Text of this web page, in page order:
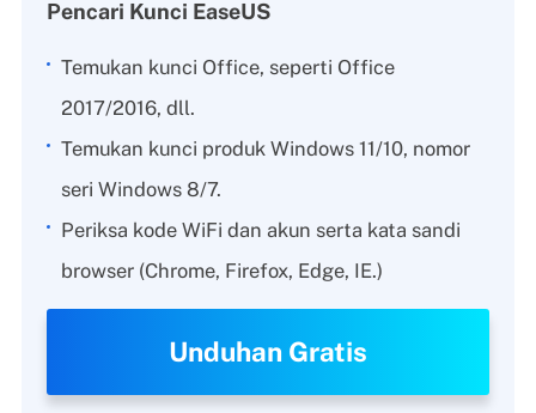
Pencari Kunci EaseUS
Temukan kunci Office, seperti Office
2017/2016, dll.
Temukan kunci produk Windows 11/10, nomor
seri Windows 8/7.
Periksa kode WiFi dan akun serta kata sandi
browser (Chrome, Firefox, Edge, IE.)
Unduhan Gratis